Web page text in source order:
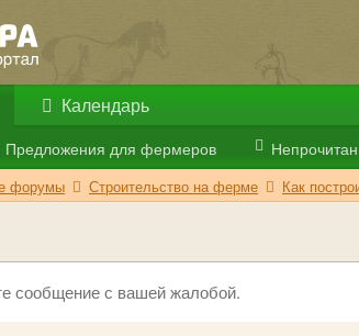
Предложения для фермеров
Календарь
форумы Строительство на ферме Как
сообщение с вашей жалобой.